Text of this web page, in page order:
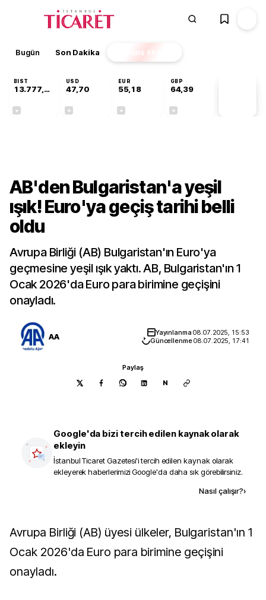
Bugün Son Dakika Finans EKSTRA
BIST
13.777,39
USD
47,70
EUR
55,18
GBP
64,39
AB'den Bulgaristan'a yeşil
ışık! Euro'ya geçiş tarihi belli
oldu
Avrupa Birliği (AB) Bulgaristan'ın Euro'ya
geçmesine yeşil ışık yaktı. AB, Bulgaristan'ın 1
Ocak 2026'da Euro para birimine geçişini
onayladı.
AA Yayınlanma08.07.2025, 15:53
Güncellenme08.07.2025, 17:41
Paylaş
N
Google'da bizi tercih edilen kaynak olarak
ekleyin
İstanbul Ticaret Gazetesi'i tercih edilen kaynak olarak
ekleyerek haberlerimizi Google'da daha sık görebilirsiniz.
Nasıl çalışır?›
Avrupa Birliği (AB) üyesi ülkeler, Bulgaristan'ın 1
Ocak 2026'da Euro para birimine geçişini
onayladı.